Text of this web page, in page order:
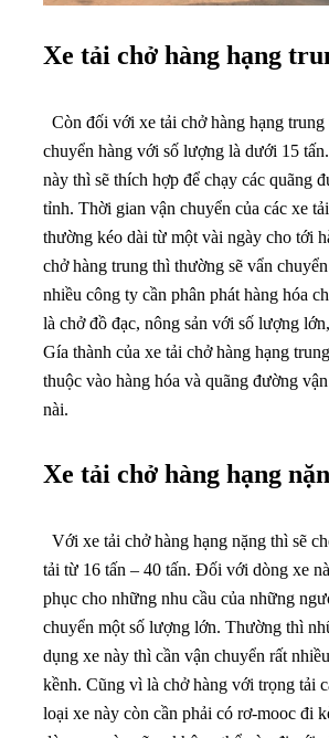
Xe tải chở hàng hạng
Còn đối với xe tải chở hàng hạng trung
chuyển hàng với số lượng là dưới 15
này thì sẽ thích hợp để chạy các quãng
tỉnh. Thời gian vận chuyển của các xe
thường kéo dài từ một vài ngày cho tới
chở hàng trung thì thường sẽ vẩn
nhiều công ty cần phân phát hàng hóa
là chở đồ đạc, nông sản với số lượng
Gía thành của xe tải chở hàng hạng
thuộc vào hàng hóa và quãng đường
nài.
Xe tải chở hàng hạng
Với xe tải chở hàng hạng nặng thì sẽ
tải từ 16 tấn – 40 tấn. Đối với dòng xe
phục cho những nhu cầu của những
chuyển một số lượng lớn. Thường thì
dụng xe này thì cần vận chuyển rất
kềnh. Cũng vì là chở hàng với trọng tải
loại xe này còn cần phải có rơ-mooc đi